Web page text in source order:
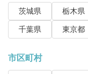
茨城県 栃木県
千葉県
東京都
市区町村